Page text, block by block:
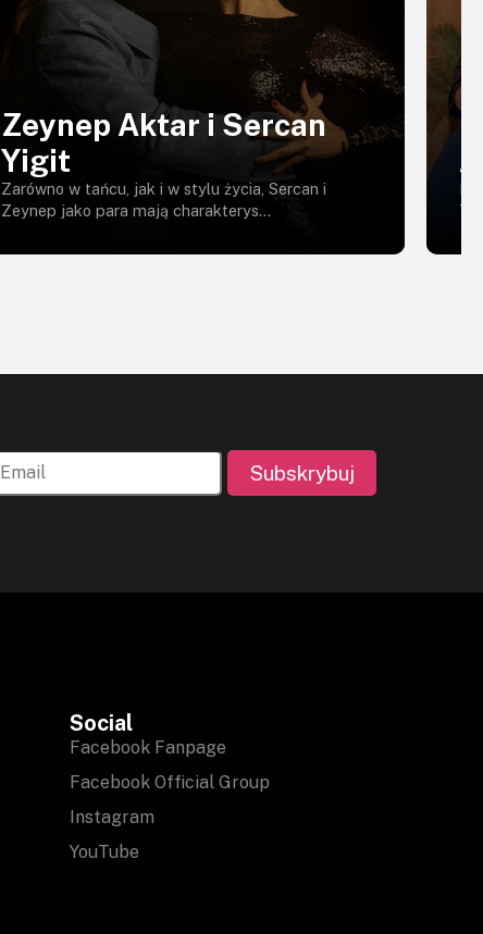
Zeynep Aktar i Sercan
Yigit
Zarówno w tańcu, jak i w stylu życia, Sercan i
Zeynep jako para mają charakterys...
Subskrybuj
Social
Facebook Fanpage
Facebook Official Group
Instagram
YouTube